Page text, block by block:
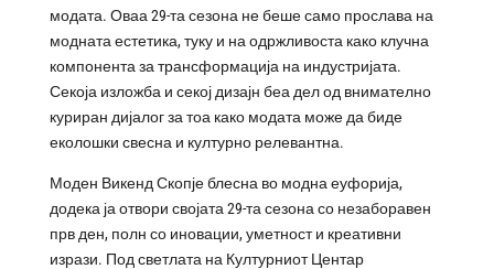
модата. Оваа 29-та сезона не беше само прослава на
модната естетика, туку и на одржливоста како клучна
компонента за трансформација на индустријата.
Секоја изложба и секој дизајн беа дел од внимателно
куриран дијалог за тоа како модата може да биде
еколошки свесна и културно релевантна.
Моден Викенд Скопје блесна во модна еуфорија,
додека ја отвори својата 29-та сезона со незаборавен
прв ден, полн со иновации, уметност и креативни
изрази. Под светлата на Културниот Центар